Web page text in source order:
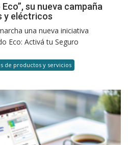
su nueva campaña
y eléctricos
una nueva iniciativa
Eco: Activá tu Seguro
de productos y servicios